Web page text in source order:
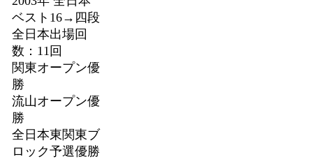
ベスト16→四段
全日本出場回
数：11回
関東オープン優
勝
流山オープン優
勝
全日本東関東ブ
ロック予選優勝